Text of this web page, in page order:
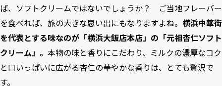
ば、ソフトクリームではないでしょうか？ ご当地フレーバー
を食べれば、旅の大きな思い出にもなりますよね。 横浜中華街
を代表とする味なのが「横浜大飯店本店」の「元祖杏仁ソフト
クリーム」。 本物の味と香りにこだわり、ミルクの濃厚なコク
と口いっぱいに広がる杏仁の華やかな香りは、とても贅沢で
す。